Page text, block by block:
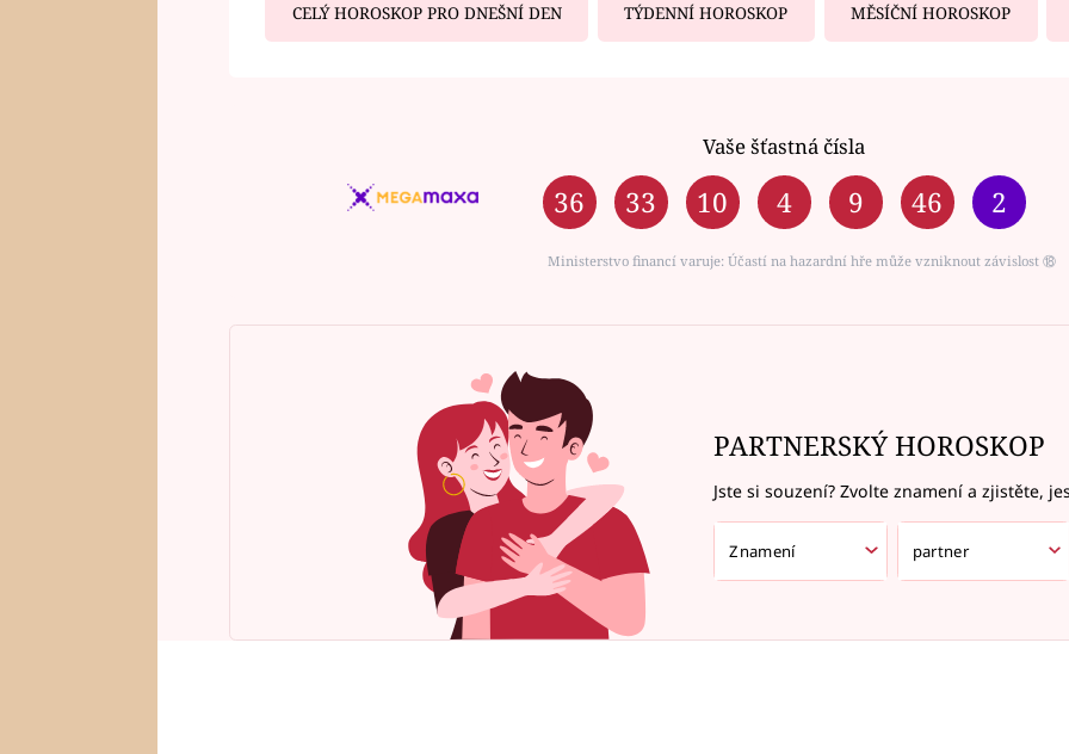
CELÝ HOROSKOP PRO DNEŠNÍ DEN TÝDENNÍ HOROSKOP MĚSÍČNÍ HOROSKOP
Vaše šťastná čísla
36 33 10 4 9 46 2
Ministerstvo financí varuje: Účastí na hazardní hře může vzniknout závislost ⑱
PARTNERSKÝ HOROSKOP
Jste si souzení? Zvolte znamení a zjistěte,